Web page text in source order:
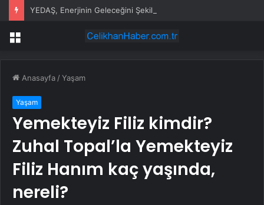
Menü
Anasayfa /Yaşam
Yaşam
Yemekteyiz Filiz kimdir?
Zuhal Topal’la Yemekteyiz
Filiz Hanım kaç yaşında,
nereli?